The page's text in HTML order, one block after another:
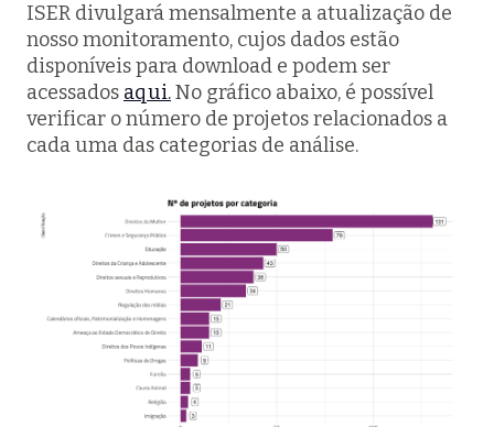
ISER divulgará mensalmente a atualização de
nosso monitoramento, cujos dados estão
disponíveis para download e podem ser
acessados aqui.No gráfico abaixo, é possível
verificar o número de projetos relacionados a
cada uma das categorias de análise.